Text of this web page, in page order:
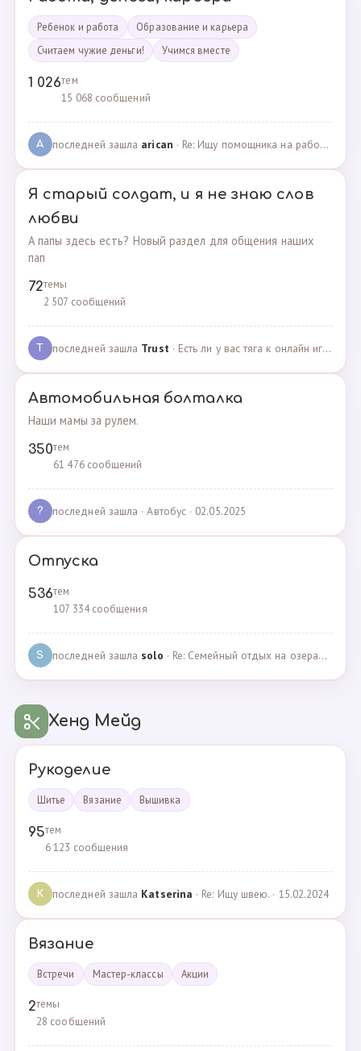
Ребенок и работа
Образование и карьера
Считаем чужие деньги!
Учимся вместе
1 026тем
15 068 сообщений
A последней зашла arican · Re: Ищу помощника на работе · 14.01.2025
Я старый солдат, и я не знаю слов
любви
А папы здесь есть? Новый раздел для общения наших
пап
72темы
2 507 сообщений
T последней зашла Trust · Есть ли у вас тяга к онлайн играм? · 02.05.2025
Автомобильная болталка
Наши мамы за рулем.
350тем
61 476 сообщений
? последней зашла · Автобус · 02.05.2025
Отпуска
536тем
107 334 сообщения
S последней зашла solo · Re: Семейный отдых на озерах Челябинской области. П… · 04.05.2025
Хенд Мейд
Рукоделие
Шитье Вязание Вышивка
95тем
6 123 сообщения
K последней зашла Katserina · Re: Ищу швею. · 15.02.2024
Вязание
Встречи Мастер-классы Акции
2темы
28 сообщений